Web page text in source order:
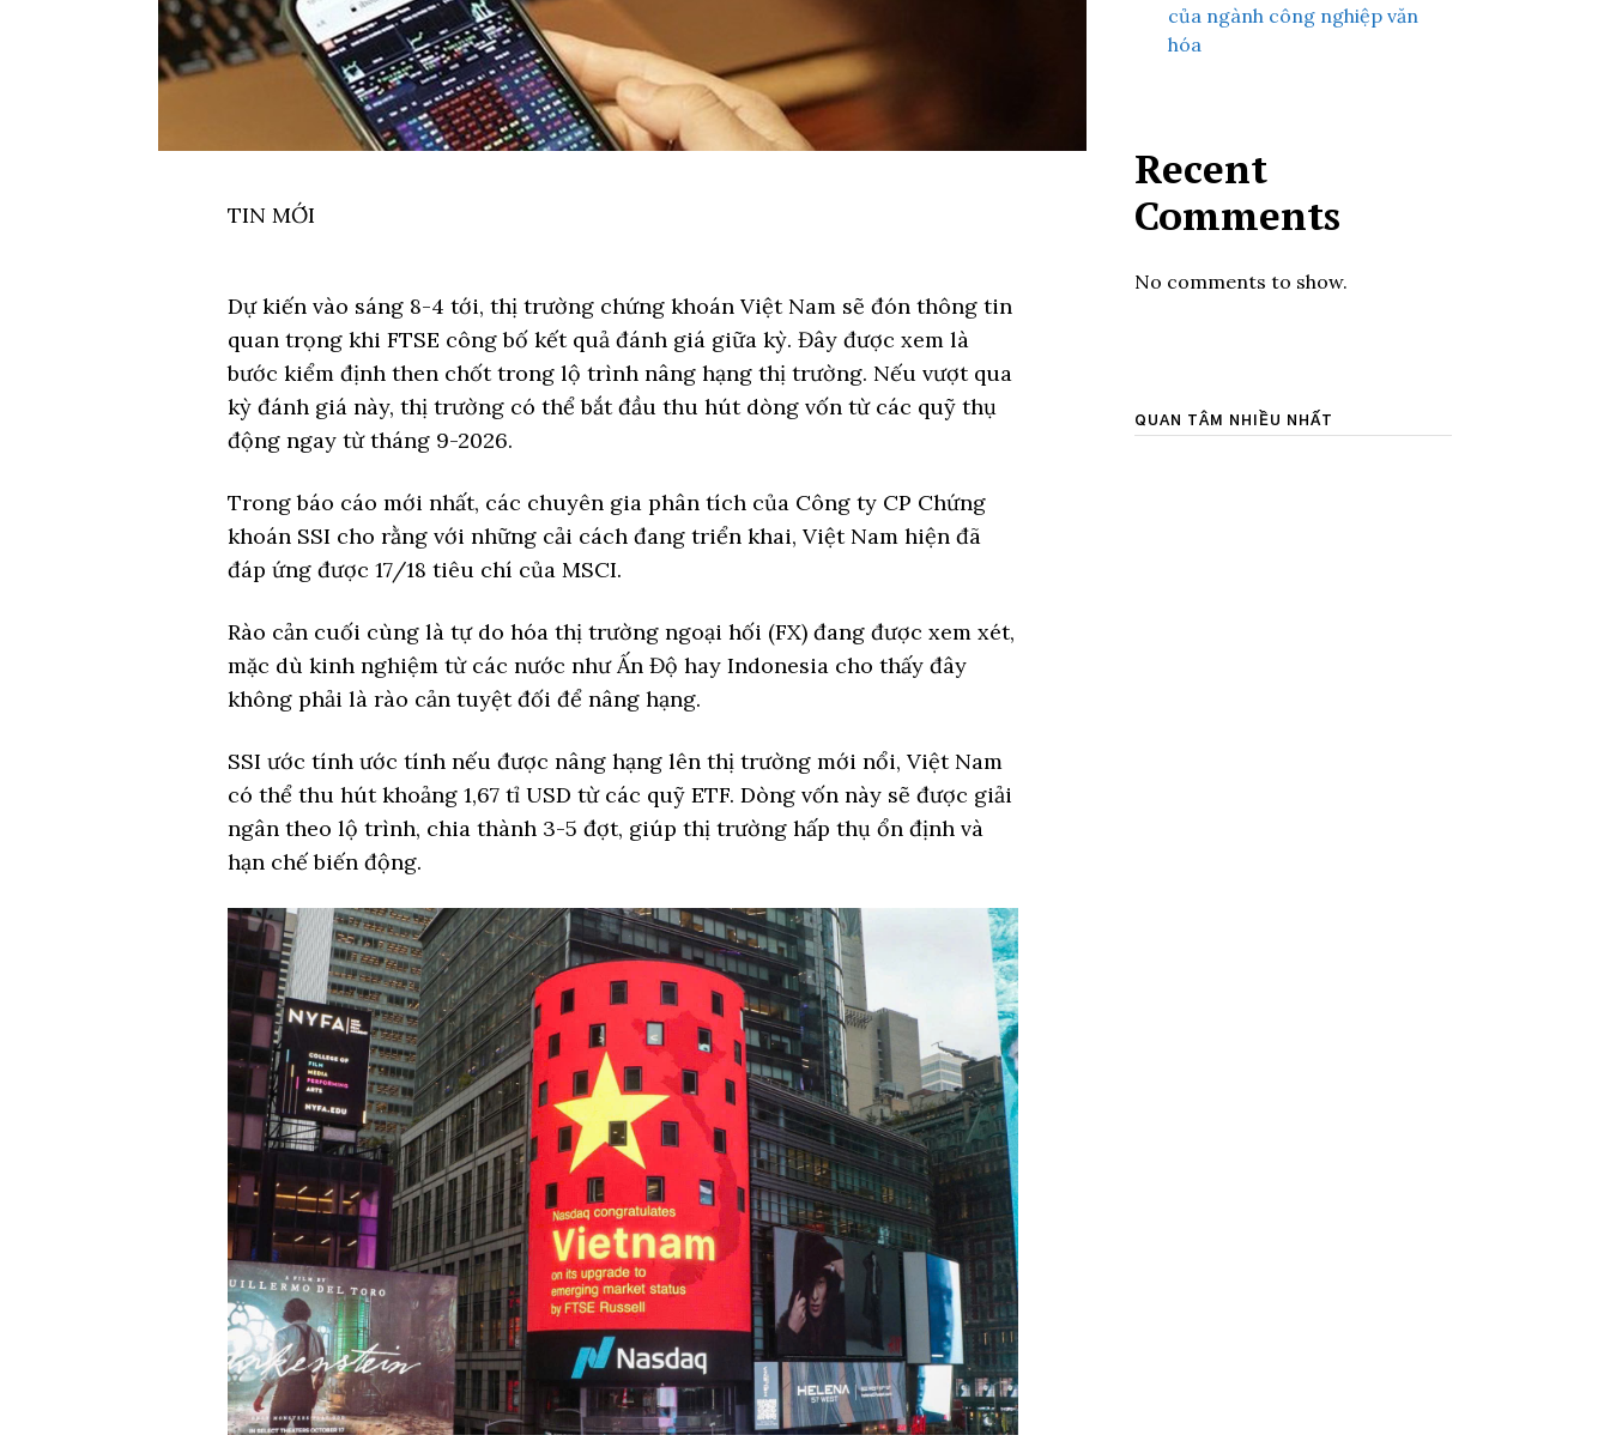
TIN MỚI
Dự kiến vào sáng 8-4 tới, thị trường chứng khoán Việt Nam sẽ đón thông tin
quan trọng khi FTSE công bố kết quả đánh giá giữa kỳ. Đây được xem là
bước kiểm định then chốt trong lộ trình nâng hạng thị trường. Nếu vượt qua
kỳ đánh giá này, thị trường có thể bắt đầu thu hút dòng vốn từ các quỹ thụ
động ngay từ tháng 9-2026.
Trong báo cáo mới nhất, các chuyên gia phân tích của Công ty CP Chứng
khoán SSI cho rằng với những cải cách đang triển khai, Việt Nam hiện đã
đáp ứng được 17/18 tiêu chí của MSCI.
Rào cản cuối cùng là tự do hóa thị trường ngoại hối (FX) đang được xem xét,
mặc dù kinh nghiệm từ các nước như Ấn Độ hay Indonesia cho thấy đây
không phải là rào cản tuyệt đối để nâng hạng.
SSI ước tính ước tính nếu được nâng hạng lên thị trường mới nổi, Việt Nam
có thể thu hút khoảng 1,67 tỉ USD từ các quỹ ETF. Dòng vốn này sẽ được giải
ngân theo lộ trình, chia thành 3-5 đợt, giúp thị trường hấp thụ ổn định và
hạn chế biến động.
của ngành công nghiệp văn
hóa
Recent
Comments
No comments to show.
QUAN TÂM NHIỀU NHẤT